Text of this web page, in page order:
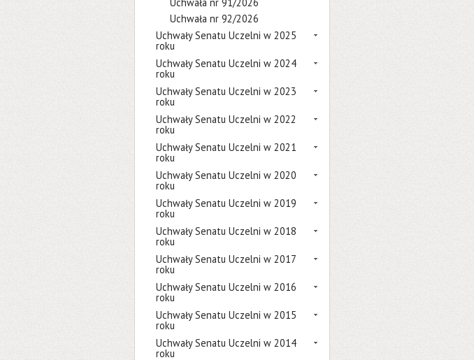
Uchwała nr 92/2026
Uchwały Senatu Uczelni w 2025
roku
Uchwały Senatu Uczelni w 2024
roku
Uchwały Senatu Uczelni w 2023
roku
Uchwały Senatu Uczelni w 2022
roku
Uchwały Senatu Uczelni w 2021
roku
Uchwały Senatu Uczelni w 2020
roku
Uchwały Senatu Uczelni w 2019
roku
Uchwały Senatu Uczelni w 2018
roku
Uchwały Senatu Uczelni w 2017
roku
Uchwały Senatu Uczelni w 2016
roku
Uchwały Senatu Uczelni w 2015
roku
Uchwały Senatu Uczelni w 2014
roku